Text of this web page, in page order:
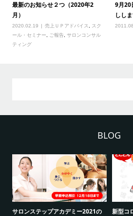
最新のお知らせ２つ（2020年2
月）
2020.02.19 売上ＵＰアドバイス
スク
ール・セミナー
ご報告, サロンコンサル
ティング
9月20
ししま
BLOG
新型コロナ対策につきまして（ご来
3月の